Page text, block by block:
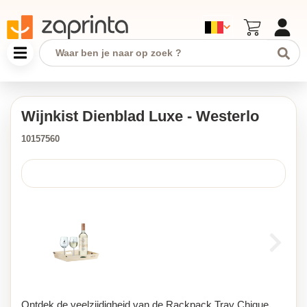
Wijnkist Dienblad Luxe - Westerlo
10157560
Ontdek de veelzijdigheid van de Rackpack Tray Chique,